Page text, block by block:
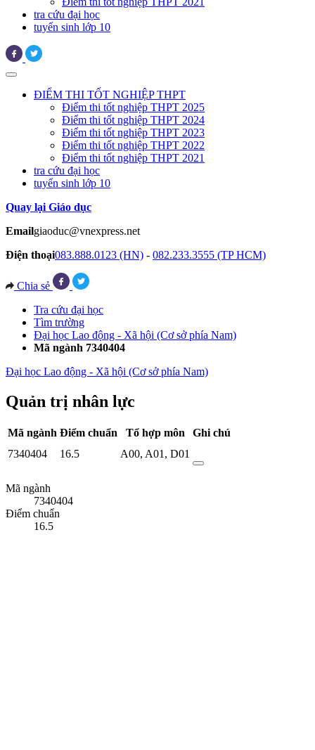
tra cứu đại học
tuyển sinh lớp 10
ĐIỂM THI TỐT NGHIỆP THPT
Điểm thi tốt nghiệp THPT 2025
Điểm thi tốt nghiệp THPT 2024
Điểm thi tốt nghiệp THPT 2023
Điểm thi tốt nghiệp THPT 2022
Điểm thi tốt nghiệp THPT 2021
tra cứu đại học
tuyển sinh lớp 10
Quay lại Giáo dục
Emailgiaoduc@vnexpress.net
Điện thoại083.888.0123 (HN) - 082.233.3555 (TP HCM)
Chia sẻ
Tra cứu đại học
Tìm trường
Đại học Lao động - Xã hội (Cơ sở phía Nam)
Mã ngành 7340404
Đại học Lao động - Xã hội (Cơ sở phía Nam)
Quản trị nhân lực
Mã ngành Điểm chuẩn Tổ hợp môn
Ghi chú
7340404
16.5 A00, A01, D01
Mã ngành
7340404
Điểm chuẩn
16.5